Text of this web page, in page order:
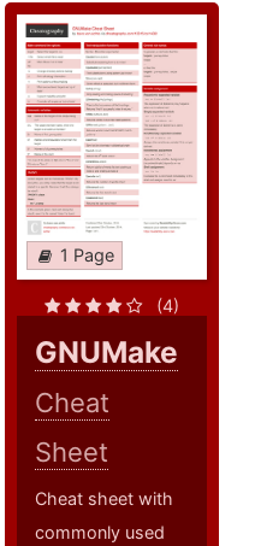
1 Page
(4)
GNUMake
Cheat
Sheet
Cheat sheet with
commonly used